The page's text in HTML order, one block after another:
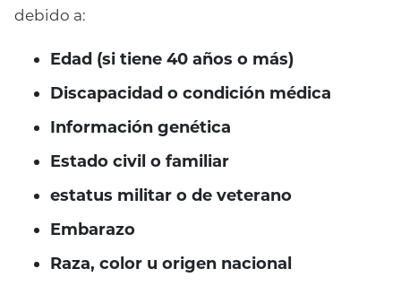
debido a:
Edad (si tiene 40 años o más)
Discapacidad o condición médica
Información genética
Estado civil o familiar
estatus militar o de veterano
Embarazo
Raza, color u origen nacional